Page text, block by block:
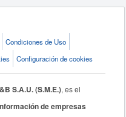
Condiciones de Uso
Configuración de cookies
S.A.U. (S.M.E.), es el
de empresas